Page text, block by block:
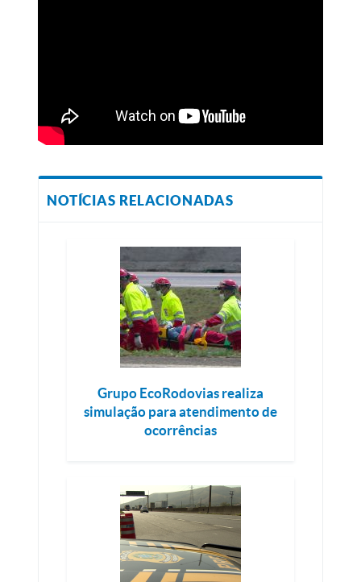
NOTÍCIAS RELACIONADAS
Grupo EcoRodovias realiza
simulação para atendimento de
ocorrências